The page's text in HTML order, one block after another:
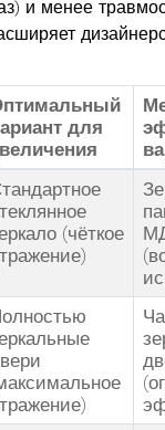
и менее
для
(чёткое